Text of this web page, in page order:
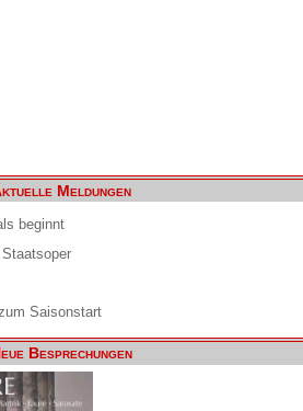
Meldungen
beginnt
Saisonstart
Besprechungen